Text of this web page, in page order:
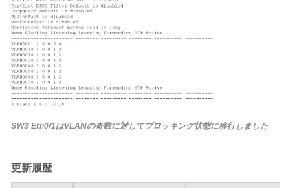
SW3 Eth0/1はVLANの奇数に対してブロッキング状態に移行しました
更新履歴